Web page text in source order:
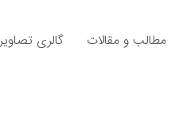
مطالب و مقالات گالری تصاویر